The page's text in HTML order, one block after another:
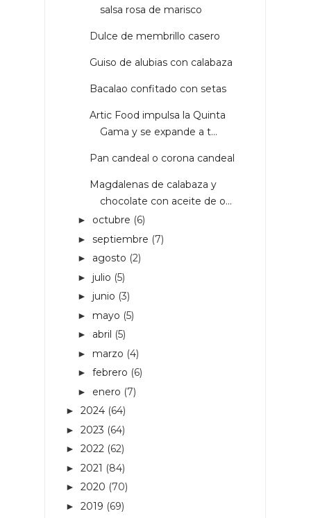
salsa rosa de marisco
Dulce de membrillo casero
Guiso de alubias con calabaza
Bacalao confitado con setas
Artic Food impulsa la Quinta
Gama y se expande a t...
Pan candeal o corona candeal
Magdalenas de calabaza y
chocolate con aceite de o...
► octubre (6)
► septiembre (7)
► agosto (2)
► julio (5)
► junio (3)
► mayo (5)
► abril (5)
► marzo (4)
► febrero (6)
► enero (7)
► 2024 (64)
► 2023 (64)
► 2022 (62)
► 2021 (84)
► 2020 (70)
► 2019 (69)